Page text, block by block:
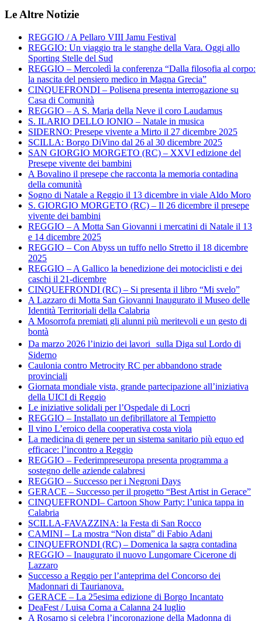
Le Altre Notizie
REGGIO / A Pellaro VIII Jamu Festival
REGGIO: Un viaggio tra le stanghe della Vara. Oggi allo
Sporting Stelle del Sud
REGGIO – Mercoledì la conferenza “Dalla filosofia al corpo:
la nascita del pensiero medico in Magna Grecia”
CINQUEFRONDI – Polisena presenta interrogazione su
Casa di Comunità
REGGIO – A S. Maria della Neve il coro Laudamus
S. ILARIO DELLO IONIO – Natale in musica
SIDERNO: Presepe vivente a Mirto il 27 dicembre 2025
SCILLA: Borgo DiVino dal 26 al 30 dicembre 2025
SAN GIORGIO MORGETO (RC) – XXVI edizione del
Presepe vivente dei bambini
A Bovalino il presepe che racconta la memoria contadina
della comunità
Sogno di Natale a Reggio il 13 dicembre in viale Aldo Moro
S. GIORGIO MORGETO (RC) – Il 26 dicembre il presepe
vivente dei bambini
REGGIO – A Motta San Giovanni i mercatini di Natale il 13
e 14 dicembre 2025
REGGIO – Con Abyss un tuffo nello Stretto il 18 dicembre
2025
REGGIO – A Gallico la benedizione dei motociclisti e dei
caschi il 21-dicembre
CINQUEFRONDI (RC) – Si presenta il libro “Mi svelo”
A Lazzaro di Motta San Giovanni Inaugurato il Museo delle
Identità Territoriali della Calabria
A Mosorrofa premiati gli alunni più meritevoli e un gesto di
bontà
Da marzo 2026 l’inizio dei lavori sulla Diga sul Lordo di
Siderno
Caulonia contro Metrocity RC per abbandono strade
provinciali
Giornata mondiale vista, grande partecipazione all’iniziativa
della UICI di Reggio
Le iniziative solidali per l’Ospedale di Locri
REGGIO – Installato un defibrillatore al Tempietto
Il vino L’eroico della cooperativa costa viola
La medicina di genere per un sistema sanitario più equo ed
efficace: l’incontro a Reggio
REGGIO – Federimpreseuropa presenta programma a
sostegno delle aziende calabresi
REGGIO – Successo per i Negroni Days
GERACE – Successo per il progetto “Best Artist in Gerace”
CINQUEFRONDI– Cartoon Show Party: l’unica tappa in
Calabria
SCILLA-FAVAZZINA: la Festa di San Rocco
CAMINI – La mostra “Non dista” di Fabio Adani
CINQUEFRONDI (RC) – Domenica la sagra contadina
REGGIO – Inaugurato il nuovo Lungomare Cicerone di
Lazzaro
Successo a Reggio per l’anteprima del Concorso dei
Madonnari di Taurianova.
GERACE – La 25esima edizione di Borgo Incantato
DeaFest / Luisa Corna a Calanna 24 luglio
A Rosarno si celebra l’incoronazione della Madonna di